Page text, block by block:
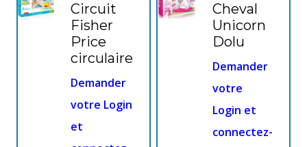
Circuit
Fisher
Price
circulaire
Demander
votre Login
et
Cheval
Unicorn
Dolu
Demander
votre
Login et
connectez-